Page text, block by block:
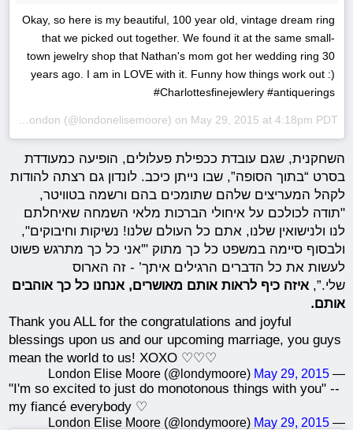
Okay, so here is my beautiful, 100 year old, vintage dream ring
that we picked out together. We found it at the same small-
town jewelry shop that Nathan's mom got her wedding ring 30
years ago. I am in LOVE with it. Funny how things work out :)
#Charlottesfinejewlery #antiquerings
May 29, 2015 at 4:18pm PDT
השחקנית, שגם עובדת ככפילת פעלולים, הופיעה כמעודדת
בסרט “בתוך הסופה”, שבו נייתן כיכב. לונדון גם רצתה להודות
לקהל המעריצים שלהם שתומכים בהם ורשמה בטוויטר,
"תודה לכולכם על איחולי הברכות מלאי השמחה שאיחלתם
לנו ולנישואין שלנו, אתם כל העולם שלנו! נשיקות וחיבוקים",
ולבסוף סיימה במשפט כל כך מתוק "'אני כל כך מתרגש פשוט
לעשות את כל הדברים הרגילים איתך’ - זה הארוס
שלי.”,איזה כיף לראות אותם מאושרים, אנחנו כל כך אוהבים
אותם.
Thank you ALL for the congratulations and joyful
blessings upon us and our upcoming marriage, you guys
mean the world to us! XOXO ♡♡♡
— London Elise Moore (@londymoore)
May 29, 2015
"I'm so excited to just do monotonous things with you" --
my fiancé everybody ♡
— London Elise Moore (@londymoore)
May 29, 2015